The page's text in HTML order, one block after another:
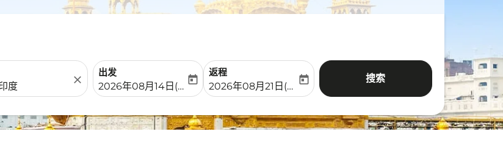
close
出发
fc-booking-departure-date-aria-label
2026年08月14日(周五)
today
返程
fc-booking-return-date-aria-label
2026年08月21日(周五)
today 搜索